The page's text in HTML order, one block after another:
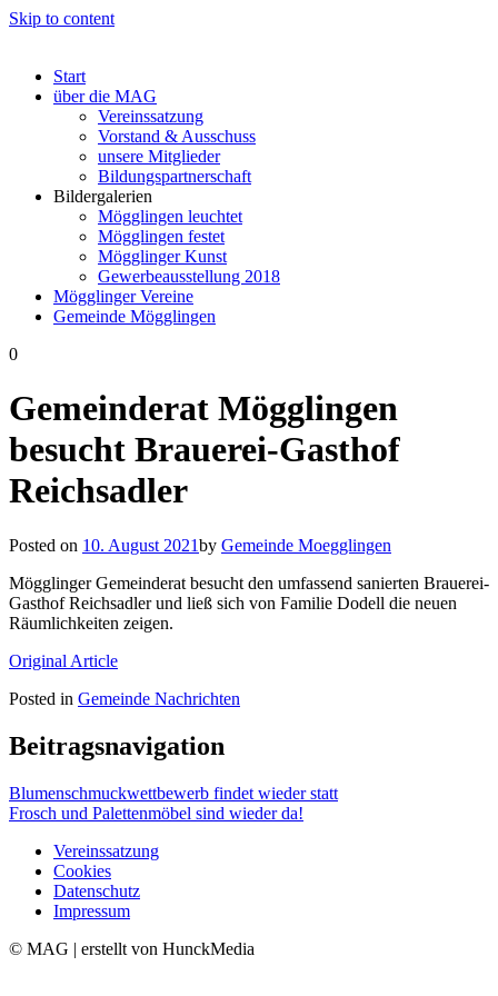
Skip to content
Start
über die MAG
Vereinssatzung
Vorstand & Ausschuss
unsere Mitglieder
Bildungspartnerschaft
Bildergalerien
Mögglingen leuchtet
Mögglingen festet
Mögglinger Kunst
Gewerbeausstellung 2018
Mögglinger Vereine
Gemeinde Mögglingen
0
Gemeinderat Mögglingen
besucht Brauerei-Gasthof
Reichsadler
Posted on 10. August 2021by Gemeinde Moegglingen
Mögglinger Gemeinderat besucht den umfassend sanierten Brauerei-
Gasthof Reichsadler und ließ sich von Familie Dodell die neuen
Räumlichkeiten zeigen.
Original Article
Posted in Gemeinde Nachrichten
Beitragsnavigation
Blumenschmuckwettbewerb findet wieder statt
Frosch und Palettenmöbel sind wieder da!
Vereinssatzung
Cookies
Datenschutz
Impressum
© MAG | erstellt von HunckMedia